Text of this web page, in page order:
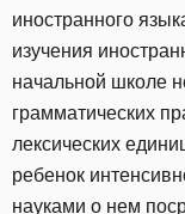
иностранного
изучения
начальной школе
грамматических
лексических
ребенок
науками о нем